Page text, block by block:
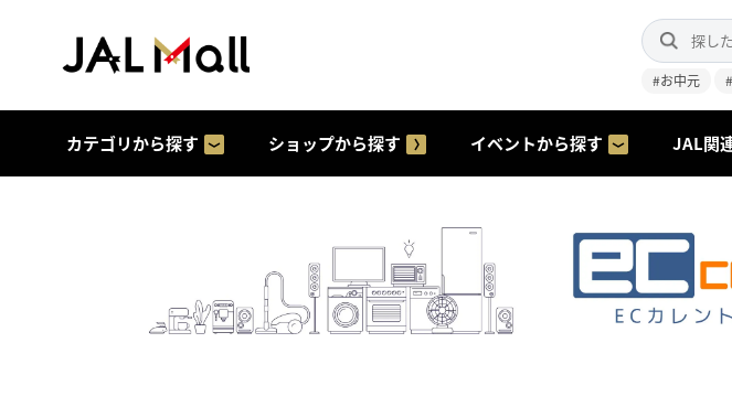
#お中元
カテゴリから探す ショップから探す イベントから探す JAL関